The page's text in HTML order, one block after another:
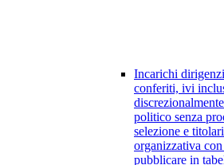
Incarichi
conferiti, ivi
politico senza
selezione e
organizzativa
pubblicare in